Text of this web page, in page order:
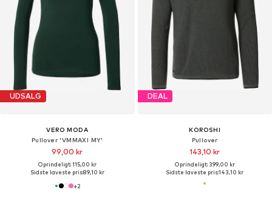
UDSALG
VERO MODA
Pullover 'VMMAXI MY'
99,00 kr
Oprindeligt: 115,00 kr
Sidste laveste pris:89,10 kr
+2
DEAL
KOROSHI
Pullover
143,10 kr
Oprindeligt: 399,00 kr
Sidste laveste pris:143,10 kr